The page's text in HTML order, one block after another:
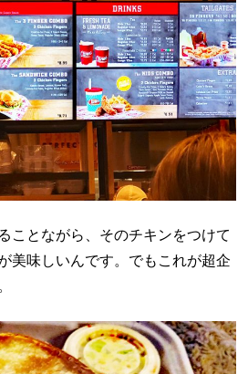
ことながら、そのチキンをつけて
美味しいんです。でもこれが超企